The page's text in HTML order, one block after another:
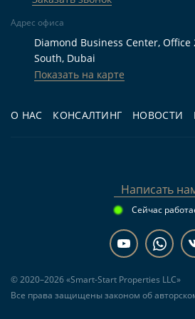
квартира с 1 спальней,
бассейн и наличие
Estate.
покупку на этапе
Для перепродажи:
выбирающим компактный
рыночную ситуацию на
Частые вопросы
О НАС КОНСАЛТИНГ НОВОСТИ
Адрес офиса
Diamond Business Center, Office
South, Dubai
Показать на карте
Написать
Сейчас
© 2020–2026 «Smart-Start Properties LLC»
Все права защищены законом об